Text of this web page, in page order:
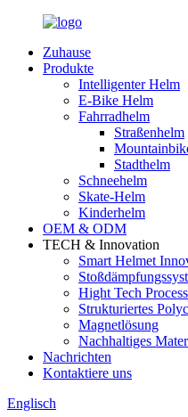
Zuhause
Produkte
Intelligenter Helm
E-Bike Helm
Fahrradhelm
Straßenhelm
Stadthelm
Schneehelm
Skate-Helm
Kinderhelm
OEM & ODM
TECH & Innovation
Smart Helmet
Hight Tech
Strukturiertes
Magnetlösung
Nachhaltiges
Nachrichten
Kontaktiere uns
Englisch